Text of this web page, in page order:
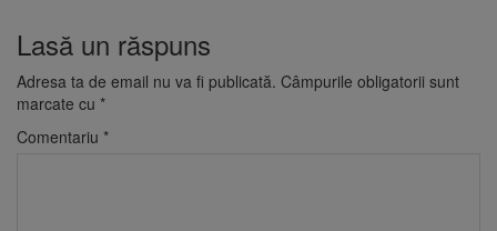
Lasă un răspuns
Adresa ta de email nu va fi publicată. Câmpurile obligatorii sunt
marcate cu *
Comentariu *